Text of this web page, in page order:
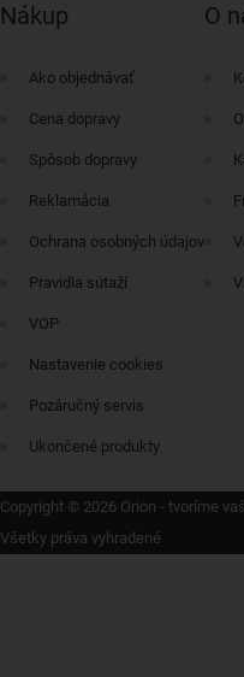
Nákup
Ako objednávať
Cena dopravy
Spôsob dopravy
Reklamácia
Ochrana osobných údajov
Pravidla sútaží
VOP
Nastavenie cookies
Pozáručný servis
Ukončené produkty
O
Copyright © 2026 Orion - tvoríme
Všetky práva vyhradené